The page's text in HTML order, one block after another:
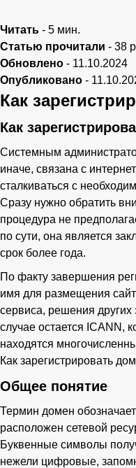
Читать - 5 мин.
Статью прочитали - 38
Обновлено - 11.10.2024
Опубликовано -
Как
Как
Системным
иначе, связана с
сталкиваться с
Сразу нужно обратить
процедура не
по сути, она является
срок более года.
По факту завершения
имя для размещения
сервиса, решения
случае остается ICANN,
находятся
Как зарегистрировать
Общее понятие
Термин домен
расположен сетевой
Буквенные символы
нежели цифровые,
Ваше имя
Телефон